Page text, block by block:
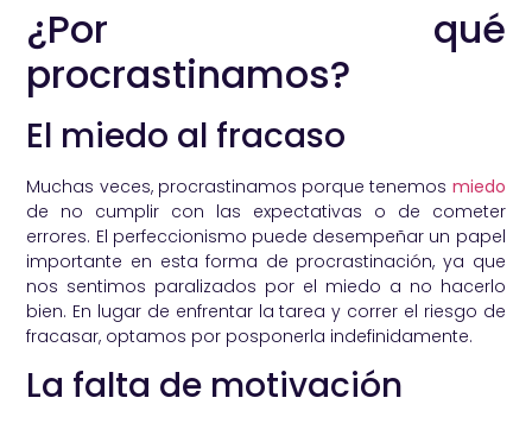
¿Por qué
procrastinamos?
El miedo al fracaso
Muchas veces, procrastinamos porque tenemos miedo
de no cumplir con las expectativas o de cometer
errores. El perfeccionismo puede desempeñar un papel
importante en esta forma de procrastinación, ya que
nos sentimos paralizados por el miedo a no hacerlo
bien. En lugar de enfrentar la tarea y correr el riesgo de
fracasar, optamos por posponerla indefinidamente.
La falta de motivación